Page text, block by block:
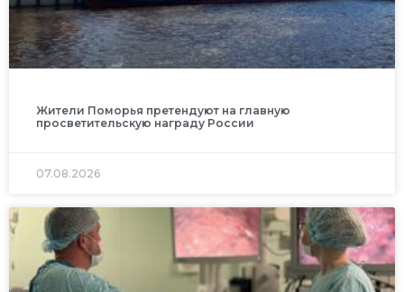
Жители Поморья претендуют на главную
просветительскую награду России
07.08.2026